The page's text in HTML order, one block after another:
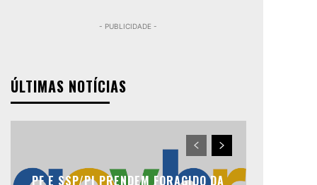
- PUBLICIDADE -
ÚLTIMAS NOTÍCIAS
PF E SSP/PI PRENDEM FORAGIDO DA